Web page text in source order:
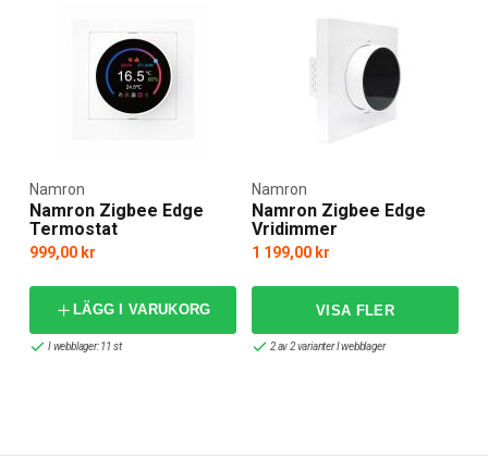
Namron Zigbee Edge
Termostat
Namron
999,00 kr
LÄGG I VARUKORG
I webblager: 11 st
Namron Zigbee Edge
Vridimmer
Namron
1 199,00 kr
2 av 2 varianter I webblager